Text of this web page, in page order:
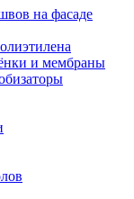
на фасаде
и мембраны